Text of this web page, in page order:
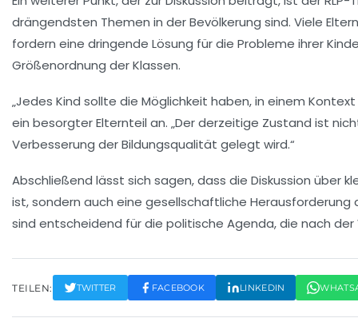
drängendsten Themen in der Bevölkerung sind. Viele
fordern eine dringende Lösung für die Probleme ihrer
Größenordnung der Klassen.
„Jedes Kind sollte die Möglichkeit haben, in einem
ein besorgter Elternteil an. „Der derzeitige Zustand ist
Verbesserung der Bildungsqualität gelegt wird.“
Abschließend lässt sich sagen, dass die Diskussion über
ist, sondern auch eine gesellschaftliche
sind entscheidend für die politische Agenda, die nach
TEILEN: TWITTER FACEBOOK LINKEDIN